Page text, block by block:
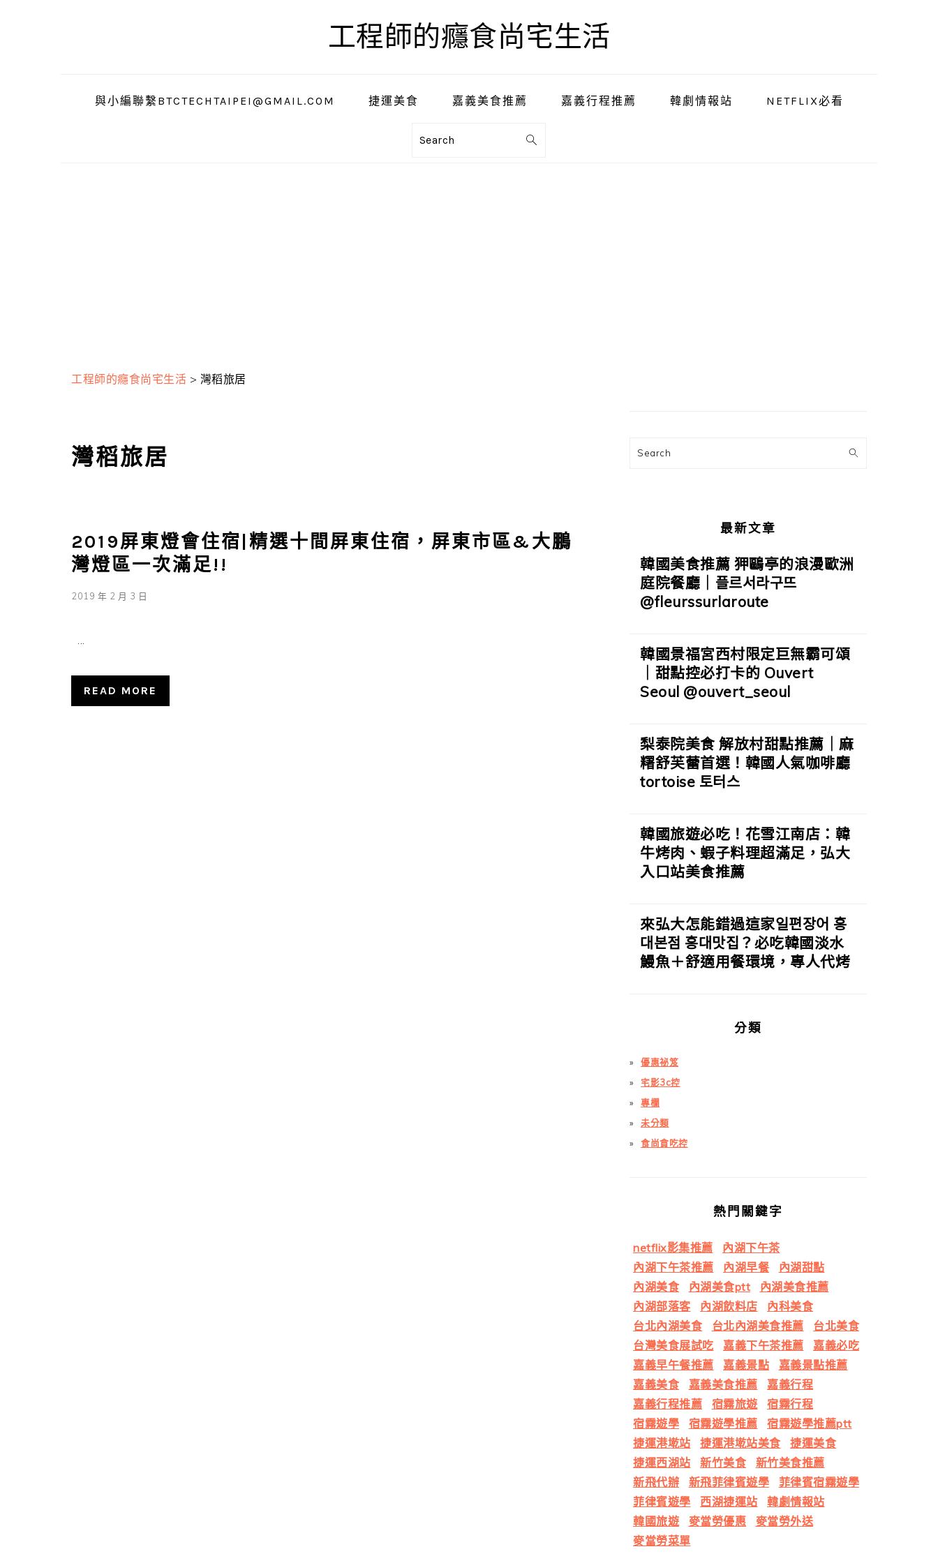
工程師的癮食尚宅生活
與小編聯繫BTCTECHTAIPEI@GMAIL.COM 捷運美食 嘉義美食推薦 嘉義行程推薦 韓劇情報站 NETFLIX必看
Search
工程師的癮食尚宅生活 > 灣稻旅居
灣稻旅居
2019屏東燈會住宿|精選十間屏東住宿，屏東市區&大鵬
灣燈區一次滿足!!
2019 年 2 月 3 日
...
READ MORE
欄
Search
最新文章
韓國美食推薦 狎鷗亭的浪漫歐洲
庭院餐廳｜플르서라구뜨
@fleurssurlaroute
韓國景福宮西村限定巨無霸可頌
｜甜點控必打卡的 Ouvert
Seoul @ouvert_seoul
梨泰院美食 解放村甜點推薦｜麻
糬舒芙蕾首選！韓國人氣咖啡廳
tortoise 토터스
韓國旅遊必吃！花雪江南店：韓
牛烤肉、蝦子料理超滿足，弘大
入口站美食推薦
來弘大怎能錯過這家일편장어 홍
대본점 홍대맛집？必吃韓國淡水
鰻魚＋舒適用餐環境，專人代烤
分類
優惠祕笈
宅影3c控
專欄
未分類
食尚貪吃控
熱門關鍵字
netflix影集推薦
內湖下午茶
內湖下午茶推薦
內湖早餐
內湖甜點
內湖美食
內湖美食ptt
內湖美食推薦
內湖部落客
內湖飲料店
內科美食
台北內湖美食
台北內湖美食推薦
台北美食
台灣美食展試吃
嘉義下午茶推薦
嘉義必吃
嘉義早午餐推薦
嘉義景點
嘉義景點推薦
嘉義美食
嘉義美食推薦
嘉義行程
嘉義行程推薦
宿霧旅遊
宿霧行程
宿霧遊學
宿霧遊學推薦
宿霧遊學推薦ptt
捷運港墘站
捷運港墘站美食
捷運美食
捷運西湖站
新竹美食
新竹美食推薦
新飛代辦
新飛菲律賓遊學
菲律賓宿霧遊學
菲律賓遊學
西湖捷運站
韓劇情報站
韓國旅遊
麥當勞優惠
麥當勞外送
麥當勞菜單